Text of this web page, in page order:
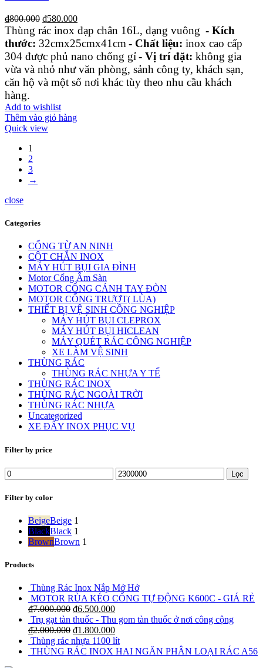
₫800.000 ₫580.000
Thùng rác inox đạp chân 16L, dạng vuông - Kích
thước: 32cmx25cmx41cm - Chất liệu: inox cao cấp
304 được phủ nano chống gỉ- Vị trí đặt: không gia
vừa và nhỏ như văn phòng, sảnh công ty, khách sạn,
căn hộ và một số nơi khác tùy theo nhu cầu khách
hàng.
Add to wishlist
Thêm vào giỏ hàng
Quick view
1
2
3
→
close
Categories
CỔNG TỪ AN NINH
CỘT CHẮN INOX
MÁY HÚT BỤI GIA ĐÌNH
Motor Cổng Âm Sàn
MOTOR CỔNG CÁNH TAY ĐÒN
MOTOR CỔNG TRƯỢT( LÙA)
THIẾT BỊ VỆ SINH CÔNG NGHIỆP
MÁY HÚT BỤI CLEPROX
MÁY HÚT BỤI HICLEAN
MÁY QUÉT RÁC CÔNG NGHIỆP
XE LÀM VỆ SINH
THÙNG RÁC
THÙNG RÁC NHỰA Y TẾ
THÙNG RÁC INOX
THÙNG RÁC NGOÀI TRỜI
THÙNG RÁC NHỰA
Uncategorized
XE ĐẨY INOX PHỤC VỤ
Filter by price
Lọc
Filter by color
BeigeBeige 1
BlackBlack 1
BrownBrown 1
Products
Thùng Rác Inox Nắp Mở Hở
MOTOR RÙA KÉO CỔNG TỰ ĐỘNG K600C - GIÁ RẺ
₫7.000.000 ₫6.500.000
Trụ gạt tàn thuốc - Thu gom tàn thuốc ở nơi công cộng
₫2.000.000 ₫1.800.000
Thùng rác nhựa 1100 lít
THÙNG RÁC INOX HAI NGĂN PHÂN LOẠI RÁC A56